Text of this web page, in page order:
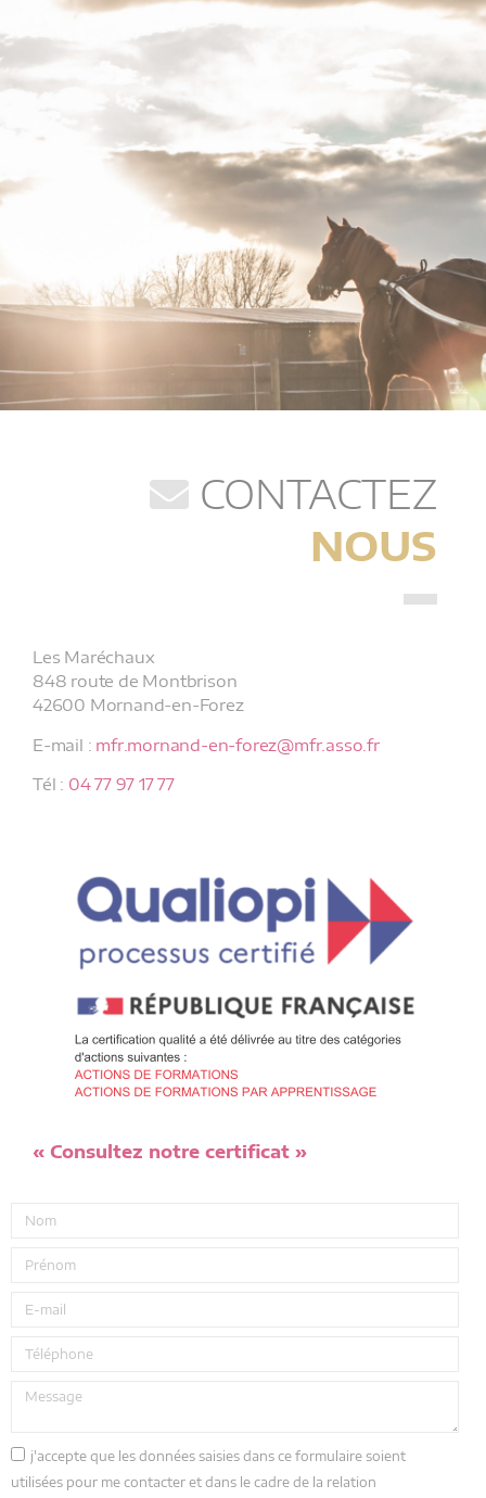
CONTACTEZ
NOUS
Les Maréchaux
848 route de Montbrison
42600 Mornand-en-Forez
E-mail : mfr.mornand-en-forez@mfr.asso.fr
Tél : 04 77 97 17 77
« Consultez notre certificat »
j'accepte que les données saisies dans ce formulaire soient
utilisées pour me contacter et dans le cadre de la relation